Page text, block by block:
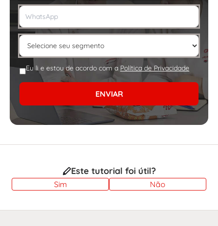
Eu li e estou de acordo com a Política de Privacidade
ENVIAR
Este tutorial foi útil?
Sim Não